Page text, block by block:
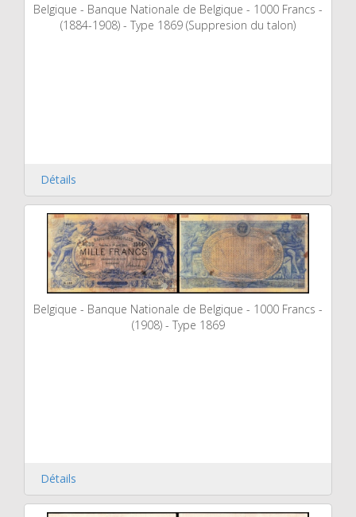
Belgique - Banque Nationale de Belgique - 1000 Francs -
(1884-1908) - Type 1869 (Suppresion du talon)
Détails
Belgique - Banque Nationale de Belgique - 1000 Francs -
(1908) - Type 1869
Détails